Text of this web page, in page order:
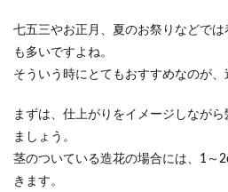
七五三やお正月、夏のお祭りなどで
も多いですよね。
そういう時にとてもおすすめなのが、
まずは、仕上がりをイメージしなが
ましょう。
茎のついている造花の場合には、1～
きます。